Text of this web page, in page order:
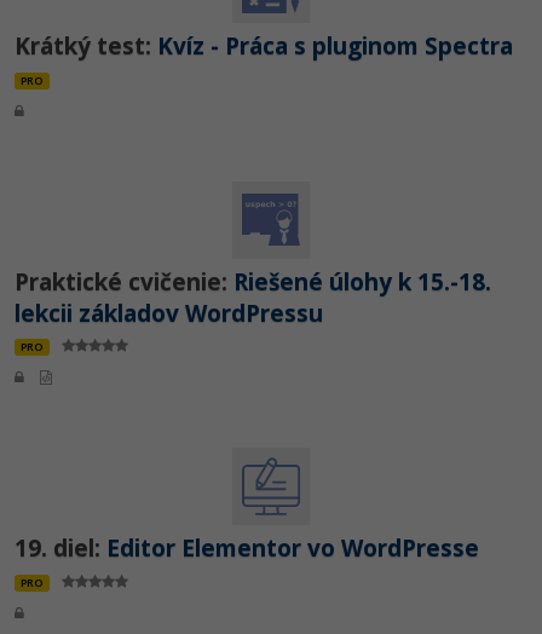
Krátký test: Kvíz - Práca s pluginom Spectra
PRO
Praktické cvičenie: Riešené úlohy k 15.-18.
lekcii základov WordPressu
PRO
19. diel: Editor Elementor vo WordPresse
PRO